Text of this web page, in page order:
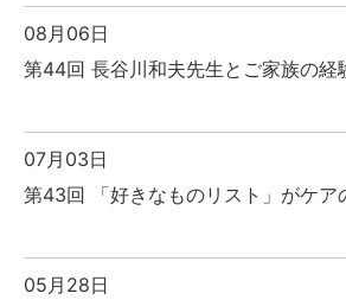
08月06日
第44回 長谷川和夫先生とご家族の経
07月03日
第43回 「好きなものリスト」がケア
05月28日